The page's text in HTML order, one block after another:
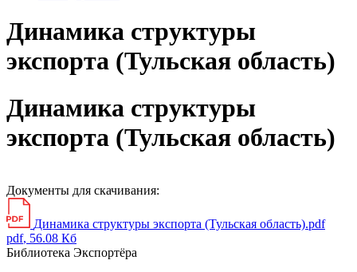
Динамика структуры
экспорта (Тульская область)
Динамика структуры
экспорта (Тульская область)
Документы для скачивания:
Динамика структуры экспорта (Тульская область).pdf
pdf, 56.08 Кб
Библиотека Экспортёра